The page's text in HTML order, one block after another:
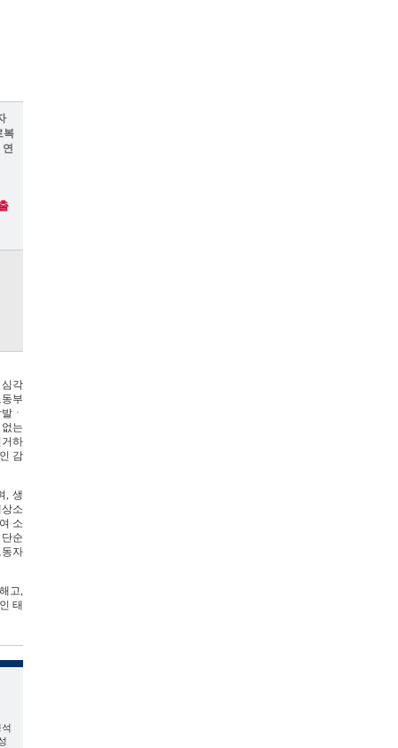
복
연
각
부
ㆍ
는
하
감
, 생
소
소
순
자
고,
태